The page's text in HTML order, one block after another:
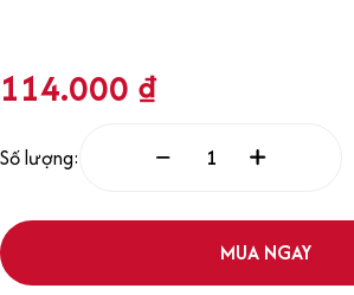
114.000 ₫
Số lượng:
MUA NGAY